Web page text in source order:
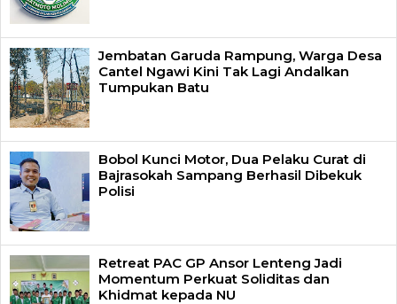
Jembatan Garuda Rampung, Warga Desa
Cantel Ngawi Kini Tak Lagi Andalkan
Tumpukan Batu
Bobol Kunci Motor, Dua Pelaku Curat di
Bajrasokah Sampang Berhasil Dibekuk
Polisi
Retreat PAC GP Ansor Lenteng Jadi
Momentum Perkuat Soliditas dan
Khidmat kepada NU